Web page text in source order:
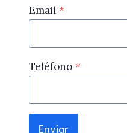
Email *
Teléfono *
Enviar